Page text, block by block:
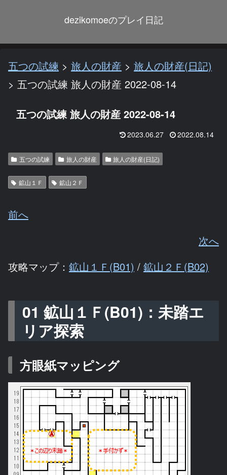
dezikomoeのプレイ日記
五つの試練 > 旅人の財産 > 旅人の財産(日記)
> 五つの試練 旅人の財産 2022-08-14
五つの試練 旅人の財産 2022-08-14
2023.06.27 2022.08.14
五つの試練 旅人の財産 旅人の財産(日記)
鉱山１Ｆ 鉱山２Ｆ
前へ
次へ
攻略マップ： 鉱山１Ｆ(B01) / 鉱山２Ｆ(B02)
01 鉱山１Ｆ(B01)：未踏エ
リア探索
方眼紙マッピング